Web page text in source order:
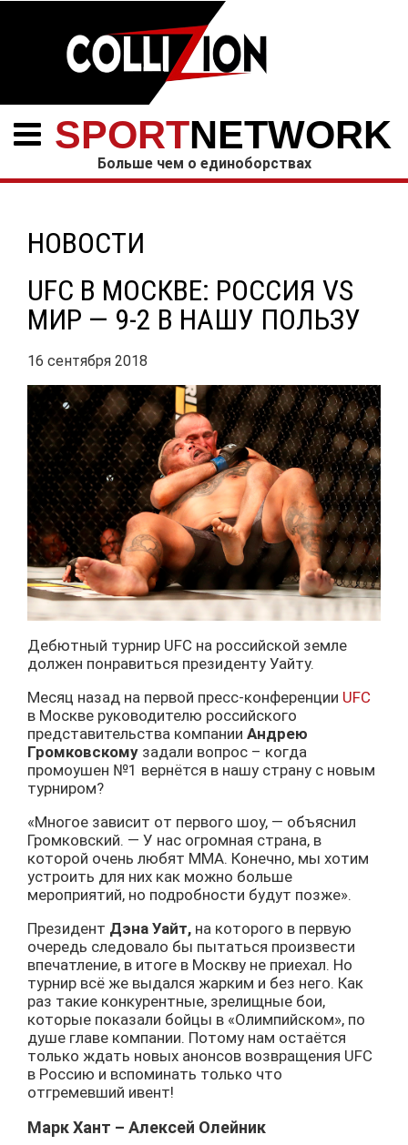
SPORTNETWORK
Больше чем о единоборствах
НОВОСТИ
UFC В МОСКВЕ: РОССИЯ VS
МИР — 9-2 В НАШУ ПОЛЬЗУ
16 сентября 2018
Дебютный турнир UFC на российской земле
должен понравиться президенту Уайту.
Месяц назад на первой пресс-конференции UFC
в Москве руководителю российского
представительства компании Андрею
Громковскому задали вопрос – когда
промоушен №1 вернётся в нашу страну с новым
турниром?
«Многое зависит от первого шоу, — объяснил
Громковский. — У нас огромная страна, в
которой очень любят ММА. Конечно, мы хотим
устроить для них как можно больше
мероприятий, но подробности будут позже».
Президент Дэна Уайт, на которого в первую
очередь следовало бы пытаться произвести
впечатление, в итоге в Москву не приехал. Но
турнир всё же выдался жарким и без него. Как
раз такие конкурентные, зрелищные бои,
которые показали бойцы в «Олимпийском», по
душе главе компании. Потому нам остаётся
только ждать новых анонсов возвращения UFC
в Россию и вспоминать только что
отгремевший ивент!
Марк Хант – Алексей Олейник